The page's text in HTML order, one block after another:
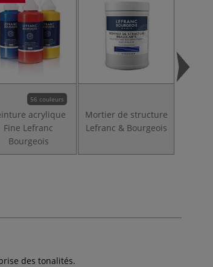
56 couleurs
acrylique
Fine Lefranc
Bourgeois
Mortier de structure
Lefranc & Bourgeois
des tonalités.